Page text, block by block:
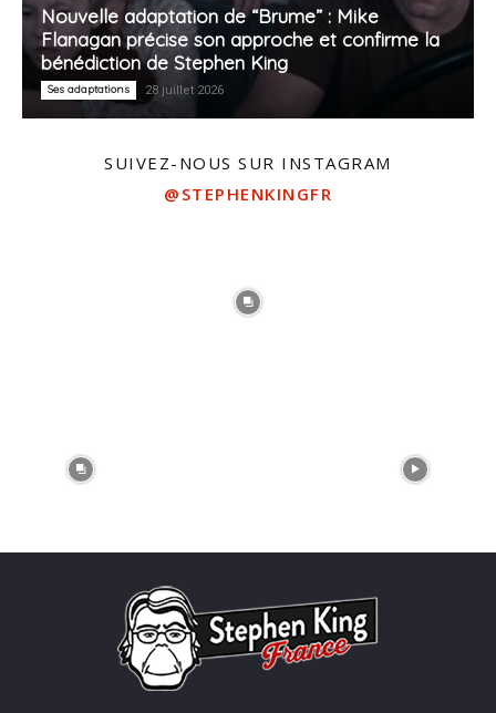
Nouvelle adaptation de “Brume” : Mike
Flanagan précise son approche et confirme la
bénédiction de Stephen King
Ses adaptations 28 juillet 2026
SUIVEZ-NOUS SUR INSTAGRAM
@STEPHENKINGFR